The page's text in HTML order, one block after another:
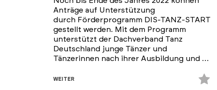
Anträge auf Unterstützung
durch Förderprogramm DIS-TANZ-START
gestellt werden. Mit dem Programm
unterstützt der Dachverband Tanz
Deutschland junge Tänzer und
Tänzerinnen nach ihrer Ausbildung und …
WEITER